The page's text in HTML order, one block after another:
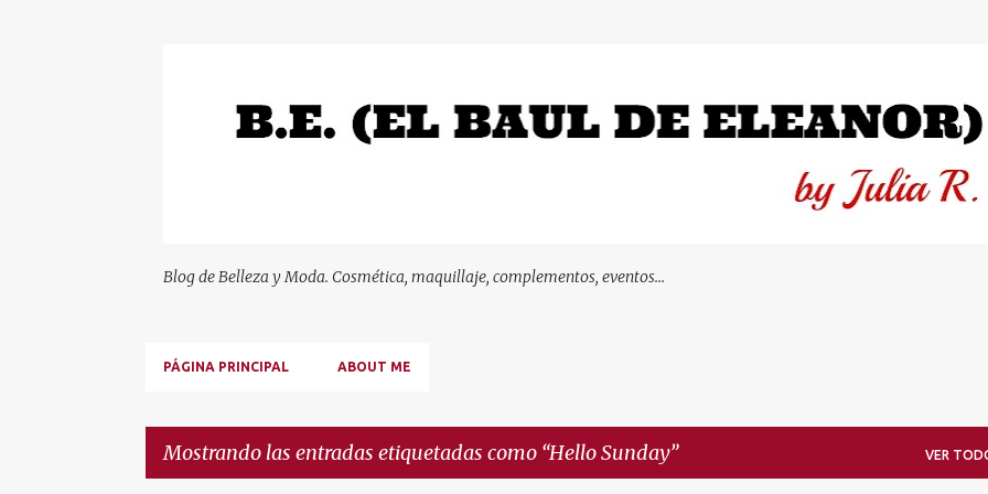
Blog de Belleza y Moda. Cosmética, maquillaje, complementos, eventos...
PÁGINA PRINCIPAL ABOUT ME
Mostrando las entradas etiquetadas como Hello Sunday VER